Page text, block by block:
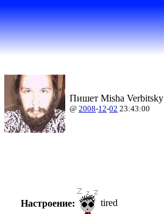
Пишет Misha
@ 2008-12-02 23:43:00
Настроение: tired